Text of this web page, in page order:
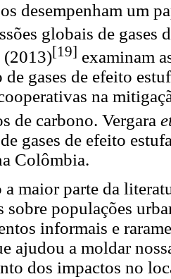
desempenham um
globais de gases
(2013)[19] examinam
gases de efeito
na
de carbono. Vergara
gases de efeito
Colômbia.
maior parte da
sobre populações
informais e
ajudou a moldar
dos impactos no